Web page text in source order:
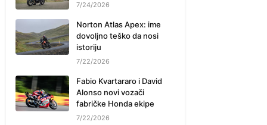
7/24/2026
Norton Atlas Apex: ime
dovoljno teško da nosi
istoriju
7/22/2026
Fabio Kvartararo i David
Alonso novi vozači
fabričke Honda ekipe
7/22/2026